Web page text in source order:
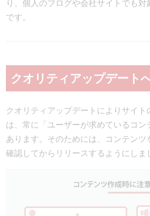
り、個人のブログや会社サイトでも対
です。
クオリティアップデート
クオリティアップデートによりサイ
は、常に「ユーザーが求めているコ
あります。そのためには、コンテン
確認してからリリースするようにしま